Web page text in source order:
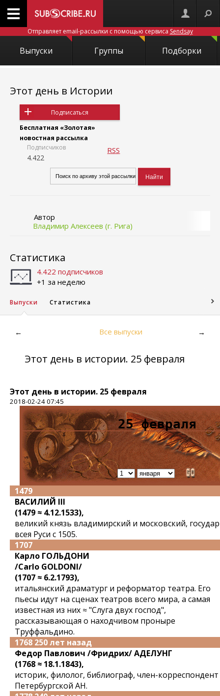
Отправляет email-рассылки с помощью сервиса Sendsay
Выпуски Группы Подборки
Этот день в Истории
Подписаться
Бесплатная «Золотая»
новостная рассылка
Подписчиков
4.422
RSS
Автор
Владимир Алексеев (г. Рига)
Статистика
4.422 подписчиков
+1 за неделю
Выпуски Статистика
← Все выпуски →
Этот день в истории. 25 февраля
Этот день в истории. 25 февраля
2018-02-24 07:45
25 февраля
1479
ВАСИЛИЙ III
(1479 ≈ 4.12.1533),
великий князь владимирский и московский,
всея Руси с 1505.
1707
Карло ГОЛЬДОНИ
/Carlo GOLDONI/
(1707 ≈ 6.2.1793),
итальянский драматург и реформатор театра. Его
пьесы идут на сценах театров всего мира, а самая
известная из них ≈ "Слуга двух господ",
рассказывающая о находчивом проныре
Труффальдино.
1768 250 лет назад
Федор Павлович /Фридрих/ АДЕЛУНГ
(1768 ≈ 18.1.1843),
историк, филолог, библиограф, член-корреспондент
Петербургской АН.